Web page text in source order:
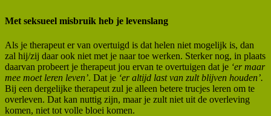
Met seksueel misbruik heb je levenslang
Als je therapeut er van overtuigd is dat helen niet mogelijk is, dan
zal hij/zij daar ook niet met je naar toe werken. Sterker nog, in plaats
daarvan probeert je therapeut jou ervan te overtuigen dat je ‘er maar
mee moet leren leven’. Dat je ‘er altijd last van zult blijven houden’.
Bij een dergelijke therapeut zul je alleen betere trucjes leren om te
overleven. Dat kan nuttig zijn, maar je zult niet uit de overleving
komen, niet tot volle bloei komen.